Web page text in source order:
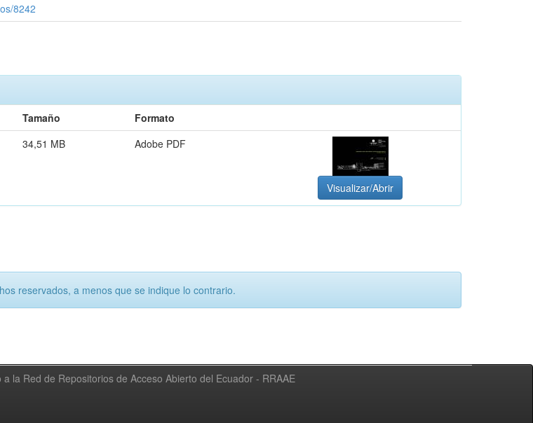
8242
Tamaño
Formato
34,51 MB Adobe PDF
Visualizar/Abrir
reservados, a menos que se indique lo contrario.
la Red de Repositorios de Acceso Abierto del Ecuador - RRAAE